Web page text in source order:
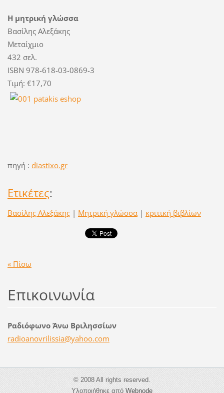
Η μητρική γλώσσα
Βασίλης Αλεξάκης
Μεταίχμιο
432 σελ.
ISBN 978-618-03-0869-3
Τιμή: €17,70
πηγή : diastixo.gr
Ετικέτες:
Βασίλης Αλεξάκης | Μητρική γλώσσα | κριτική βιβλίων
« Πίσω
Επικοινωνία
Ραδιόφωνο Άνω Βριλησσίων
radioanovrilissia@yahoo.com
© 2008 All rights reserved.
Υλοποιήθηκε απόWebnode